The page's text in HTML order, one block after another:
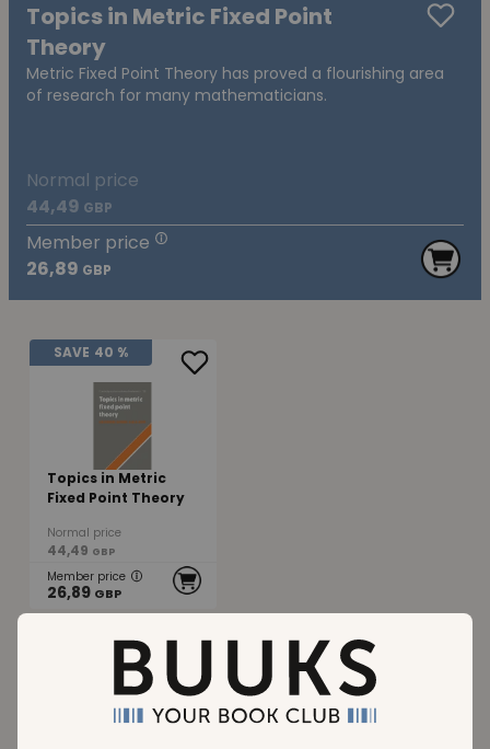
Topics in Metric Fixed Point
Theory
Metric Fixed Point Theory has proved a flourishing area
of research for many mathematicians.
Normal price
44,49 GBP
Member price
26,89 GBP
SAVE 40 %
Topics in Metric
Fixed Point Theory
Normal price
44,49 GBP
Member price
26,89 GBP